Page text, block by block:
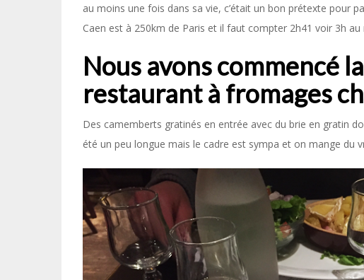
au moins une fois dans sa vie, c’était un bon prétexte pour
Caen est à 250km de Paris et il faut compter 2h41 voir 3h
Nous avons commencé
restaurant à fromages
Des camemberts gratinés en entrée avec du brie en gratin
été un peu longue mais le cadre est sympa et on mange du